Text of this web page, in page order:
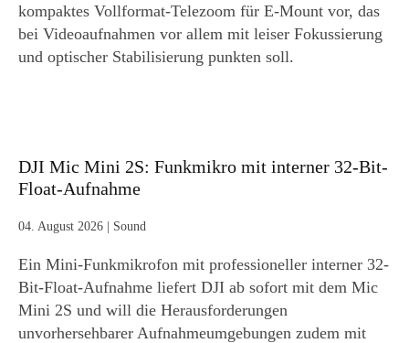
kompaktes Vollformat-Telezoom für E-Mount vor, das
bei Videoaufnahmen vor allem mit leiser Fokussierung
und optischer Stabilisierung punkten soll.
DJI Mic Mini 2S: Funkmikro mit interner 32-Bit-
Float-Aufnahme
04. August 2026 Sound
Ein Mini-Funkmikrofon mit professioneller interner 32-
Bit-Float-Aufnahme liefert DJI ab sofort mit dem Mic
Mini 2S und will die Herausforderungen
unvorhersehbarer Aufnahmeumgebungen zudem mit